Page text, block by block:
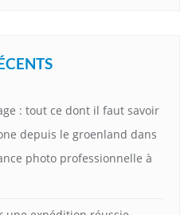
: tout ce dont il faut savoir
depuis le groenland dans
photo professionnelle à